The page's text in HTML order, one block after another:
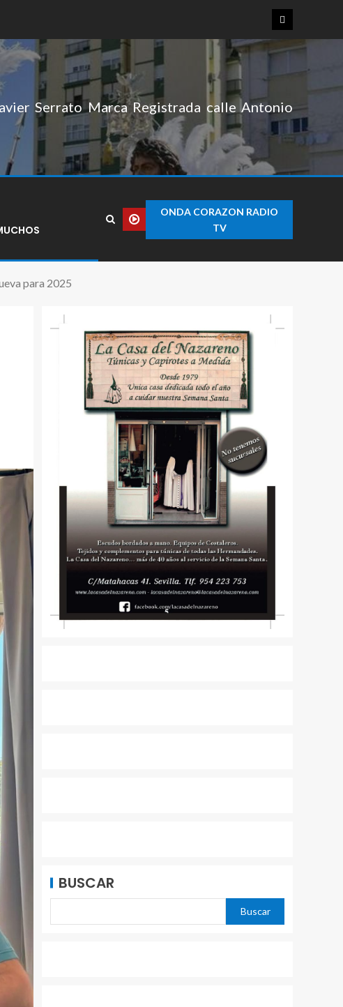
Serrato Marca Registrada calle Antonio
ONDA CORAZON RADIO
TV
para 2025
BUSCAR
Buscar